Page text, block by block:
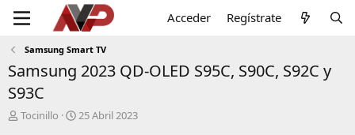
Acceder Regístrate
Samsung Smart TV
Samsung 2023 QD-OLED S95C, S90C, S92C y
S93C
ITocinillo
F
25 Abril 2023